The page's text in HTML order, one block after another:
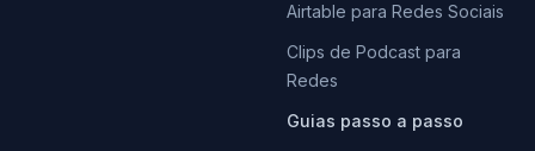
Airtable para Redes Sociais
Clips de Podcast para
Redes
Guias passo a passo